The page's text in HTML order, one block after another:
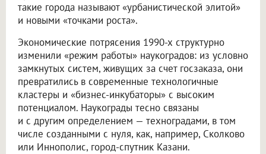
такие города называют «урбанистической элитой»
и новыми «точками роста».
Экономические потрясения 1990-х структурно
изменили «режим работы» наукоградов: из условно
замкнутых систем, живущих за счет госзаказа, они
превратились в современные технологичные
кластеры и «бизнес-инкубаторы» с высоким
потенциалом. Наукограды тесно связаны
и с другим определением — техноградами, в том
числе созданными с нуля, как, например, Сколково
или Иннополис, город-спутник Казани.